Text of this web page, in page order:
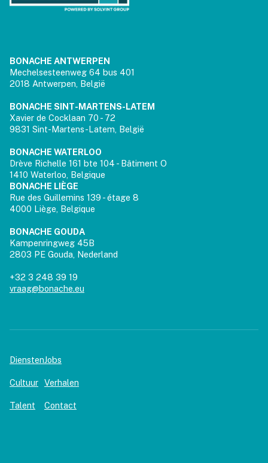
BONACHE ANTWERPEN
Mechelsesteenweg 64 bus 401
2018 Antwerpen, België
BONACHE SINT-MARTENS-LATEM
Xavier de Cocklaan 70 - 72
9831 Sint-Martens-Latem, België
BONACHE WATERLOO
Drève Richelle 161 bte 104 - Bâtiment O
1410 Waterloo, Belgique
BONACHE LIÈGE
Rue des Guillemins 139 - étage 8
4000 Liège, Belgique
BONACHE GOUDA
Kampenringweg 45B
2803 PE Gouda, Nederland
+32 3 248 39 19
vraag@bonache.eu
Diensten
Cultuur
Talent
Jobs
Verhalen
Contact